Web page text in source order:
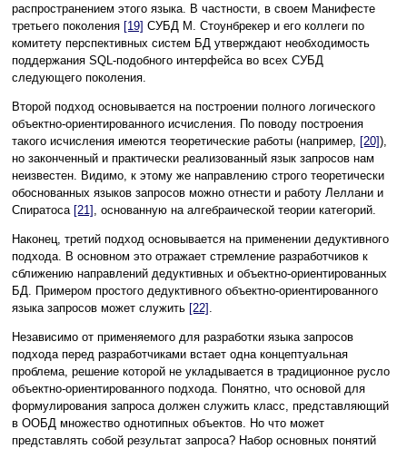
распространением этого языка. В частности, в своем Манифесте
третьего поколения [19] СУБД М. Стоунбрекер и его коллеги по
комитету перспективных систем БД утверждают необходимость
поддержания SQL-подобного интерфейса во всех СУБД
следующего поколения.
Второй подход основывается на построении полного логического
объектно-ориентированного исчисления. По поводу построения
такого исчисления имеются теоретические работы (например, [20]),
но законченный и практически реализованный язык запросов нам
неизвестен. Видимо, к этому же направлению строго теоретически
обоснованных языков запросов можно отнести и работу Леллани и
Спиратоса [21] , основанную на алгебраической теории категорий.
Наконец, третий подход основывается на применении дедуктивного
подхода. В основном это отражает стремление разработчиков к
сближению направлений дедуктивных и объектно-ориентированных
БД. Примером простого дедуктивного объектно-ориентированного
языка запросов может служить [22] .
Независимо от применяемого для разработки языка запросов
подхода перед разработчиками встает одна концептуальная
проблема, решение которой не укладывается в традиционное русло
объектно-ориентированного подхода. Понятно, что основой для
формулирования запроса должен служить класс, представляющий
в ООБД множество однотипных объектов. Но что может
представлять собой результат запроса? Набор основных понятий